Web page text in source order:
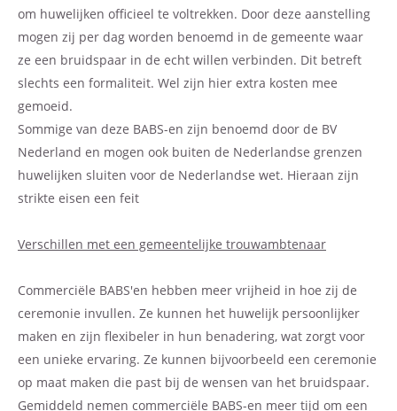
om huwelijken officieel te voltrekken. Door deze aanstelling
mogen zij per dag worden benoemd in de gemeente waar
ze een bruidspaar in de echt willen verbinden. Dit betreft
slechts een formaliteit. Wel zijn hier extra kosten mee
gemoeid.
Sommige van deze BABS-en zijn benoemd door de BV
Nederland en mogen ook buiten de Nederlandse grenzen
huwelijken sluiten voor de Nederlandse wet. Hieraan zijn
strikte eisen een feit
Verschillen met een gemeentelijke trouwambtenaar
Commerciële BABS'en hebben meer vrijheid in hoe zij de
ceremonie invullen. Ze kunnen het huwelijk persoonlijker
maken en zijn flexibeler in hun benadering, wat zorgt voor
een unieke ervaring. Ze kunnen bijvoorbeeld een ceremonie
op maat maken die past bij de wensen van het bruidspaar.
Gemiddeld nemen commerciële BABS-en meer tijd om een